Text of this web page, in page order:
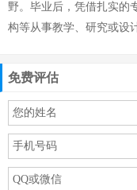
野。毕业后，凭借扎实的
构等从事教学、研究或设
免费评估